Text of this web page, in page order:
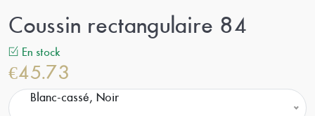
Coussin rectangulaire 84
En stock
€45.73
Blanc-cassé, Noir